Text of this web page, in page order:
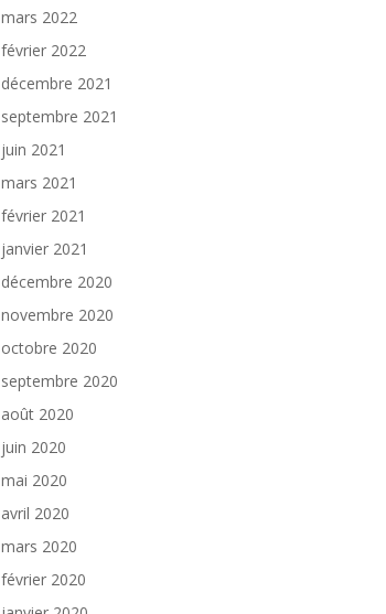
mars 2022
février 2022
décembre 2021
septembre 2021
juin 2021
mars 2021
février 2021
janvier 2021
décembre 2020
novembre 2020
octobre 2020
septembre 2020
août 2020
juin 2020
mai 2020
avril 2020
mars 2020
février 2020